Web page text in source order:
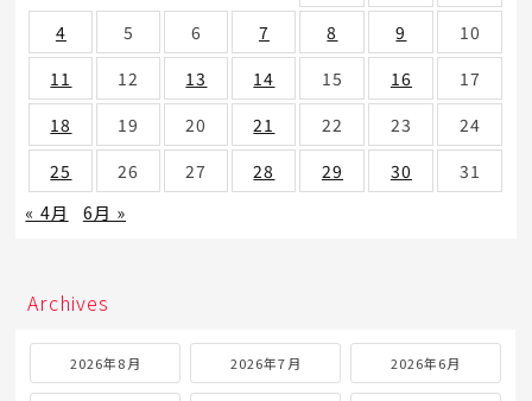
4
5 6 7 8 9
10
11
12 13 14 15 16
17
18
19 20 21 22 23
24
25
26 27 28 29 30
31
« 4月
6月 »
Archives
2026年8月 2026年7月 2026年6月